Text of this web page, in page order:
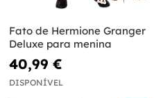
Fato de Hermione Granger
Deluxe para menina
40,99 €
DISPONÍVEL